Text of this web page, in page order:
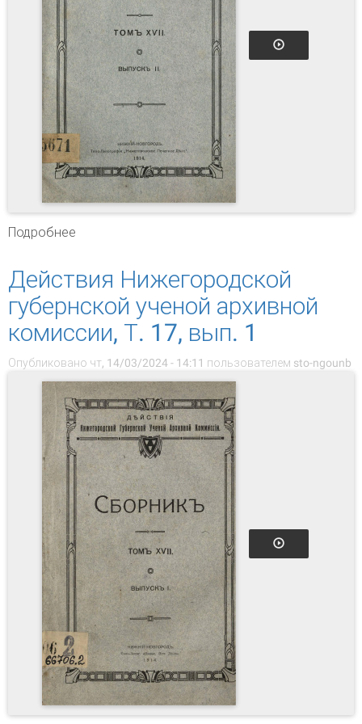
Подробнее
Действия Нижегородской
губернской ученой архивной
комиссии, Т. 17, вып. 1
Опубликовано чт, 14/03/2024 - 14:11 пользователем sto-ngounb